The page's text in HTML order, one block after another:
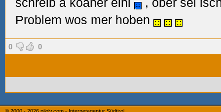
Problem wos mer hoben
0 0